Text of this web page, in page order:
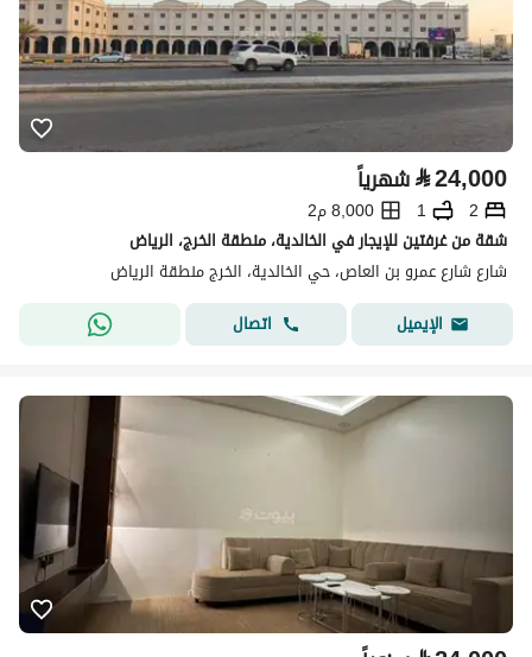
⃁24,000 شهرياً
2
1
8,000 م2
شقة من غرفتين للإيجار في الخالدية، منطقة الخرج، الرياض
شارع شارع عمرو بن العاص، حي الخالدية، الخرج منطقة الرياض
الإيميل
اتصال